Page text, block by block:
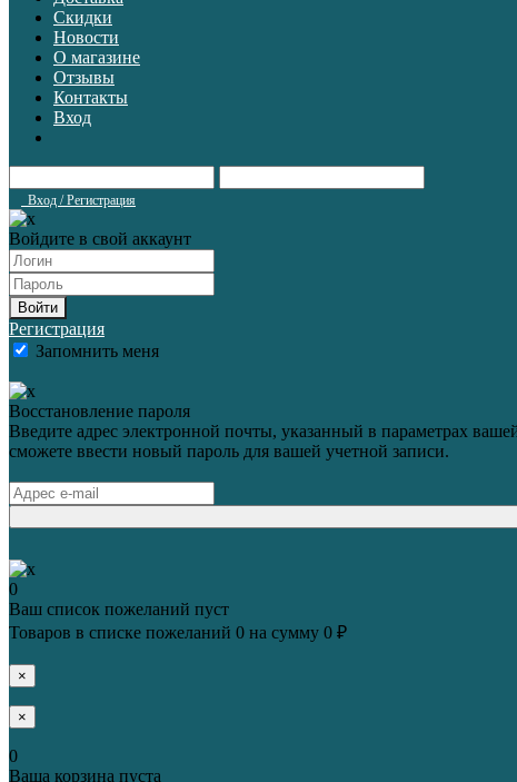
Скидки
Новости
О магазине
Отзывы
Контакты
Вход
Вход / Регистрация
Войдите в свой аккаунт
Войти
Регистрация
Запомнить меня
Восстановление пароля
Введите адрес электронной почты, указанный в параметрах
сможете ввести новый пароль для вашей учетной записи.
0
Ваш список пожеланий пуст
Товаров в списке пожеланий 0 на сумму 0 ₽
×
×
0
Ваша корзина пуста